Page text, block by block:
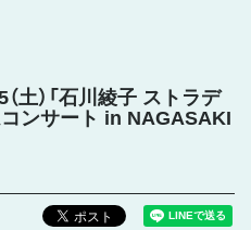
土）「石川綾子 ストラデ
ンサート in NAGASAKI